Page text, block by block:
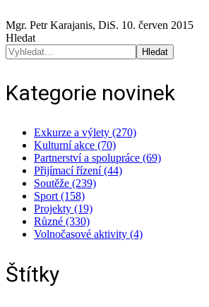
Mgr. Petr Karajanis, DiS. 10. červen 2015
Hledat
Hledat
Kategorie novinek
Exkurze a výlety (270)
Kulturní akce (70)
Partnerství a spolupráce (69)
Přijímací řízení (44)
Soutěže (239)
Sport (158)
Projekty (19)
Různé (330)
Volnočasové aktivity (4)
Štítky